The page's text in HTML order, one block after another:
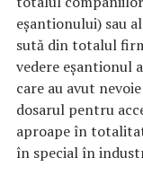
eșantionului) sau
sută din totalul
vedere eșantionul
care au avut
dosarul pentru
aproape în
în special în